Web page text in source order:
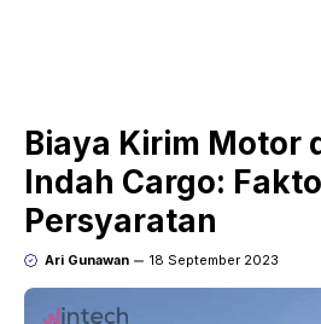
Biaya Kirim Motor
Indah Cargo:
Persyaratan
Ari Gunawan 18 September 2023